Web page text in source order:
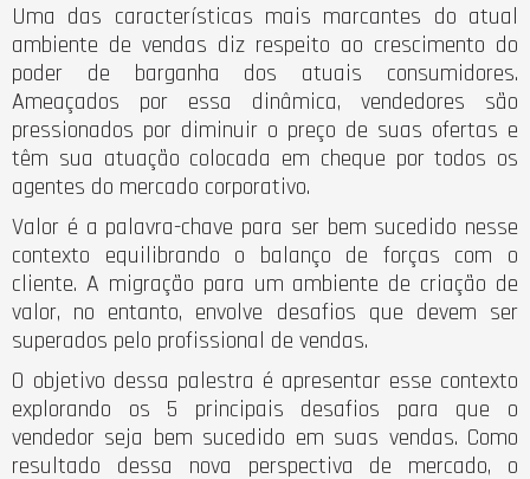
Uma das características mais marcantes do atual
ambiente de vendas diz respeito ao crescimento do
poder de barganha dos atuais consumidores.
Ameaçados por essa dinâmica, vendedores são
pressionados por diminuir o preço de suas ofertas e
têm sua atuação colocada em cheque por todos os
agentes do mercado corporativo.
Valor é a palavra-chave para ser bem sucedido nesse
contexto equilibrando o balanço de forças com o
cliente. A migração para um ambiente de criação de
valor, no entanto, envolve desafios que devem ser
superados pelo profissional de vendas.
O objetivo dessa palestra é apresentar esse contexto
explorando os 5 principais desafios para que o
vendedor seja bem sucedido em suas vendas. Como
resultado dessa nova perspectiva de mercado, o